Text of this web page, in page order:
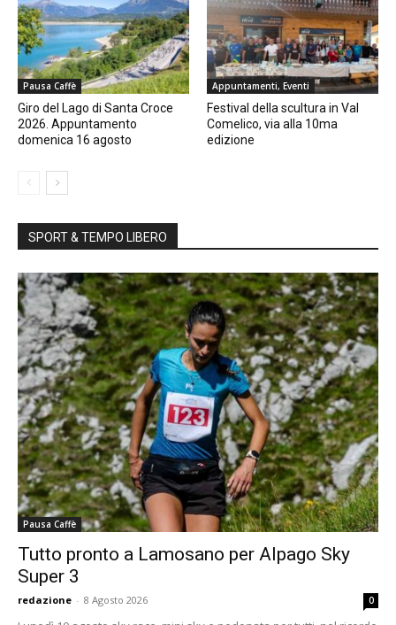
Pausa Caffè
Giro del Lago di Santa Croce
2026. Appuntamento
domenica 16 agosto
Appuntamenti, Eventi
Festival della scultura in Val
Comelico, via alla 10ma
edizione
SPORT & TEMPO LIBERO
Pausa Caffè
Tutto pronto a Lamosano per Alpago Sky
Super 3
redazione - 8 Agosto 2026 0